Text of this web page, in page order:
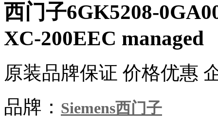
西门子6GK5208-
XC-200EEC managed
原装品牌保证 价格优惠
品牌： Siemens西门子